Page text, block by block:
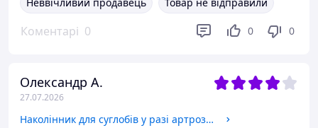
Коментарі 0 0 0
Олександр А.
27.07.2026
Наколінник для суглобів у разі артрозу Ортез колінний напівжорсткий регульований Бандаж для коліна спортивний